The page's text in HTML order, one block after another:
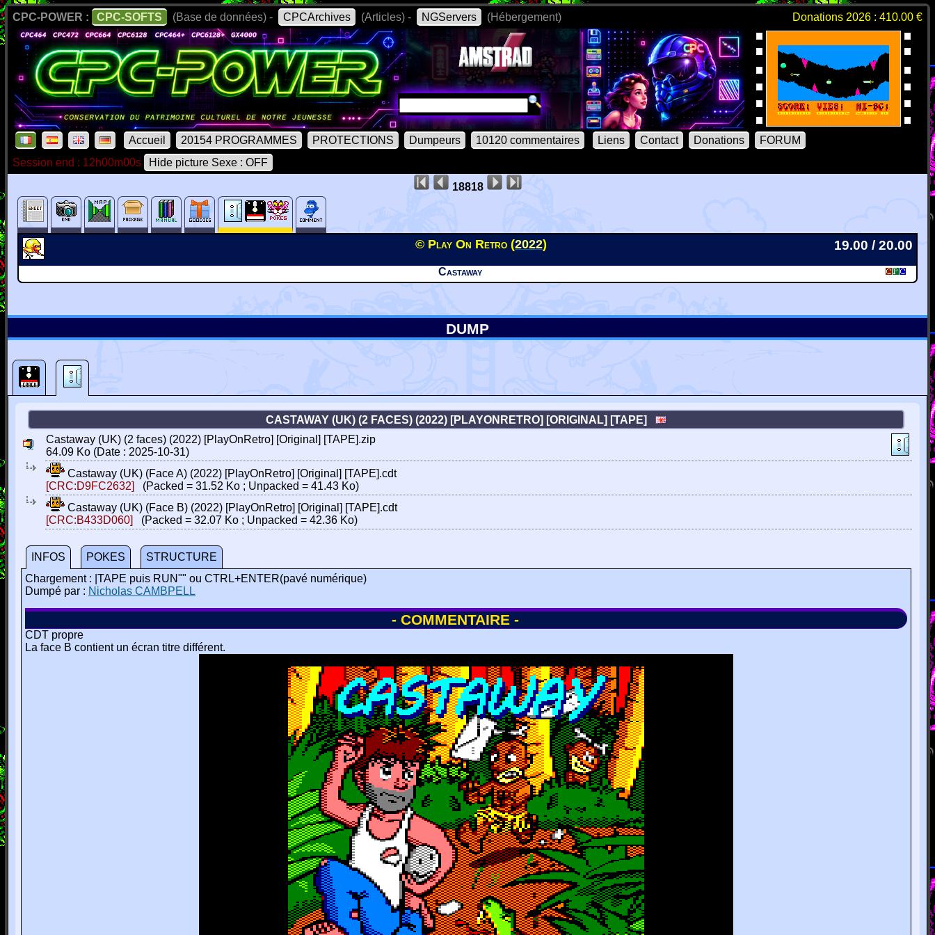
CPC-POWER : CPC-SOFTS (Base de données) - CPCArchives (Articles) - NGServers (Hébergement) Donations 2026 : 410.00 €
Accueil 20154 PROGRAMMES PROTECTIONS Dumpeurs 10120 commentaires Liens Contact Donations
FORUM
Session end : 12h00m00s
Hide picture Sexe : OFF
18818
© Play On Retro (2022) 19.00 / 20.00
Castaway
DUMP
CASTAWAY (UK) (2 FACES) (2022) [PLAYONRETRO] [ORIGINAL] [TAPE]
Castaway (UK) (2 faces) (2022) [PlayOnRetro] [Original] [TAPE].zip
64.09 Ko (Date : 2025-10-31)
Castaway (UK) (Face A) (2022) [PlayOnRetro] [Original] [TAPE].cdt
[CRC:D9FC2632]
(Packed = 31.52 Ko ; Unpacked = 41.43 Ko)
Castaway (UK) (Face B) (2022) [PlayOnRetro] [Original] [TAPE].cdt
[CRC:B433D060]
(Packed = 32.07 Ko ; Unpacked = 42.36 Ko)
INFOS POKES
STRUCTURE
Chargement : |TAPE puis RUN"" ou CTRL+ENTER(pavé numérique)
Dumpé par : Nicholas CAMBPELL
- COMMENTAIRE -
CDT propre
La face B contient un écran titre différent.